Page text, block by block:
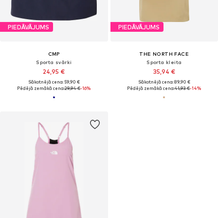
PIEDĀVĀJUMS
CMP
Sporta svārki
24,95 €
Sākotnējā cena: 59,90 €
Pēdējā zemākā cena:29,94 €-16%
PIEDĀVĀJUMS
THE NORTH FACE
Sporta kleita
35,94 €
Sākotnējā cena: 89,90 €
Pēdējā zemākā cena:41,93 €-14%